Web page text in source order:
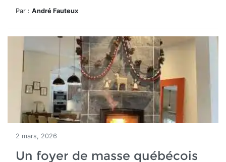
Par : André Fauteux
2 mars, 2026
Un foyer de masse québécois